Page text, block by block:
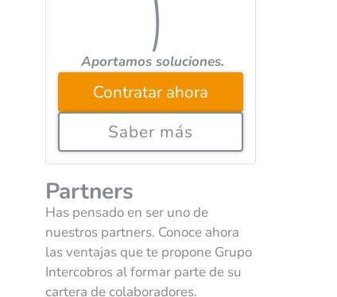
Aportamos soluciones.
Contratar ahora
Saber más
Partners
Has pensado en ser uno de
nuestros partners. Conoce ahora
las ventajas que te propone Grupo
Intercobros al formar parte de su
cartera de colaboradores.